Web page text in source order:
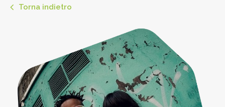
Torna indietro